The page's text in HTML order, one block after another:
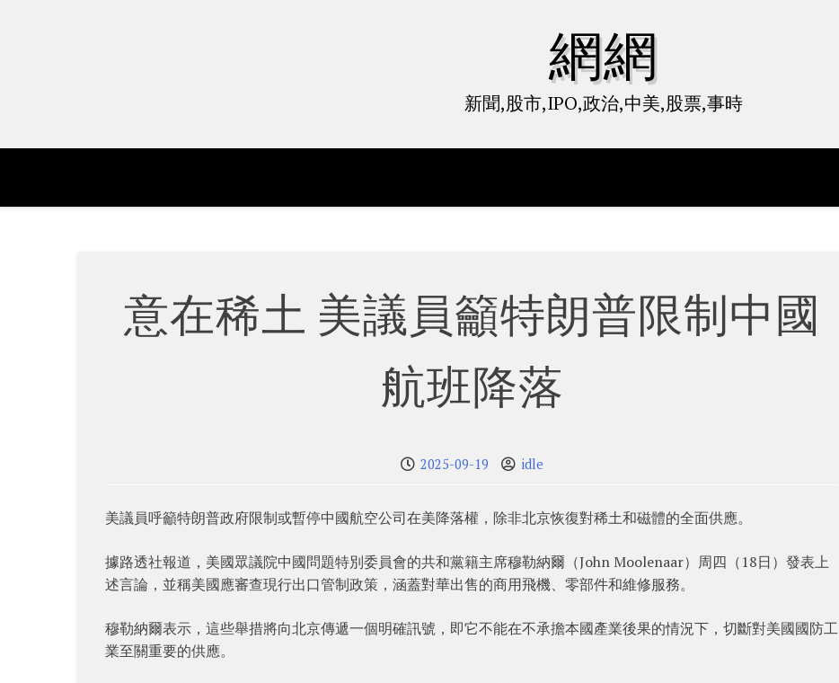
網網
新聞,股市,IPO,政治,中美,股票,事時
意在稀土 美議員籲特朗普限制中國
航班降落
2025-09-19 idle
美議員呼籲特朗普政府限制或暫停中國航空公司在美降落權，除非北京恢復對稀土和磁體的全面供應。
據路透社報道，美國眾議院中國問題特別委員會的共和黨籍主席穆勒納爾（John Moolenaar）周四（18日）發表上
述言論，並稱美國應審查現行出口管制政策，涵蓋對華出售的商用飛機、零部件和維修服務。
穆勒納爾表示，這些舉措將向北京傳遞一個明確訊號，即它不能在不承擔本國產業後果的情況下，切斷對美國國防工
業至關重要的供應。